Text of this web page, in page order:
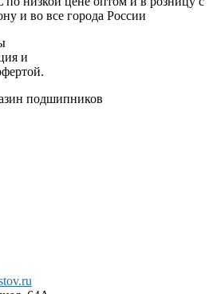
и во все города России
и
подшипников